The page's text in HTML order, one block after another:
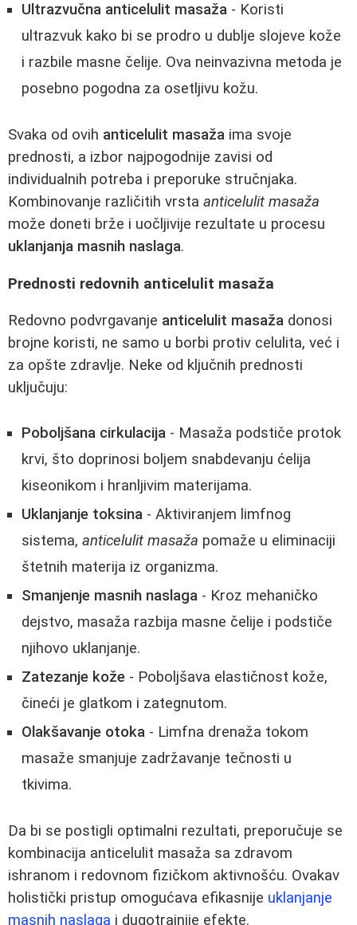
Ultrazvučna anticelulit masaža - Koristi
ultrazvuk kako bi se prodro u dublje slojeve kože
i razbile masne čelije. Ova neinvazivna metoda je
posebno pogodna za osetljivu kožu.
Svaka od ovih anticelulit masaža ima svoje
prednosti, a izbor najpogodnije zavisi od
individualnih potreba i preporuke stručnjaka.
Kombinovanje različitih vrsta anticelulit masaža
može doneti brže i uočljivije rezultate u procesu
uklanjanja masnih naslaga.
Prednosti redovnih anticelulit masaža
Redovno podvrgavanje anticelulit masaža donosi
brojne koristi, ne samo u borbi protiv celulita, već i
za opšte zdravlje. Neke od ključnih prednosti
uključuju:
Poboljšana cirkulacija - Masaža podstiče protok
krvi, što doprinosi boljem snabdevanju ćelija
kiseonikom i hranljivim materijama.
Uklanjanje toksina - Aktiviranjem limfnog
sistema, anticelulit masaža pomaže u eliminaciji
štetnih materija iz organizma.
Smanjenje masnih naslaga - Kroz mehaničko
dejstvo, masaža razbija masne čelije i podstiče
njihovo uklanjanje.
Zatezanje kože - Poboljšava elastičnost kože,
čineći je glatkom i zategnutom.
Olakšavanje otoka - Limfna drenaža tokom
masaže smanjuje zadržavanje tečnosti u
tkivima.
Da bi se postigli optimalni rezultati, preporučuje se
kombinacija anticelulit masaža sa zdravom
ishranom i redovnom fizičkom aktivnošću. Ovakav
holistički pristup omogućava efikasnije uklanjanje
masnih naslaga i dugotrajnije efekte.